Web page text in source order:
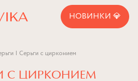
НОВИНКИ 💎
Серьги с цирконием
С ЦИРКОНИЕМ